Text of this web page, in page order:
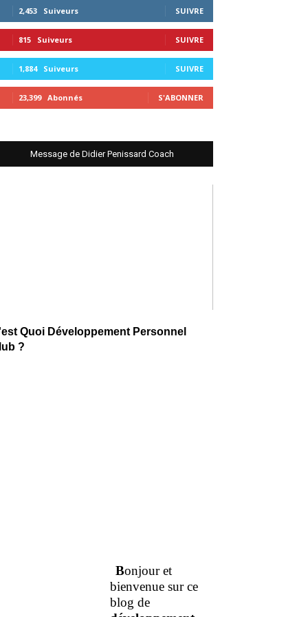
2,453 Suiveurs SUIVRE
815 Suiveurs SUIVRE
1,884 Suiveurs SUIVRE
23,399 Abonnés S'ABONNER
Message de Didier Penissard Coach
Quoi Développement Personnel
?
Bonjour et
bienvenue sur ce
blog de